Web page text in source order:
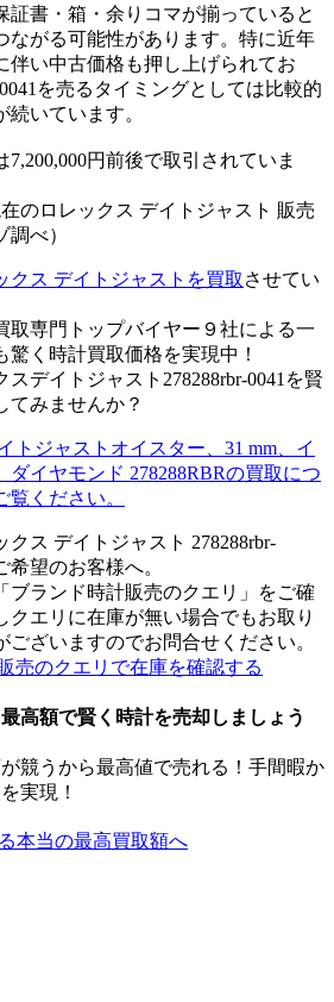
証書・箱・余りコマが揃っていると
ながる可能性があります。特に近年
伴い中古価格も押し上げられてお
を売るタイミングとしては比較的
続いています。
円前後で取引されていま
のロレックス デイトジャスト 販売
べ）
クス デイトジャストを買取 させてい
取専門トップバイヤー９社による一
驚く時計買取価格を実現中！
スデイトジャスト278288rbr-0041を賢
てみませんか？
トジャストオイスター、31 mm、イ
ダイヤモンド 278288RBRの買取につ
ください。
クス デイトジャスト 278288rbr-
希望のお客様へ。
ブランド時計販売のクエリ」をご確
クエリに在庫が無い場合でもお取り
ございますのでお問合せください。
売のクエリで在庫を確認する
最高額で賢く時計を売却しましょう
競うから最高値で売れる！手間暇か
実現！
本当の最高買取額へ